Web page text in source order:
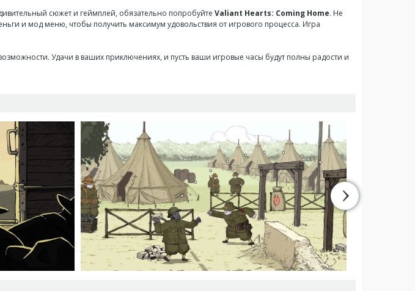
сюжет и геймплей, обязательно попробуйте Valiant Hearts: Coming Home. Не
и мод меню, чтобы получить максимум удовольствия от игрового процесса. Игра
Удачи в ваших приключениях, и пусть ваши игровые часы будут полны радости и